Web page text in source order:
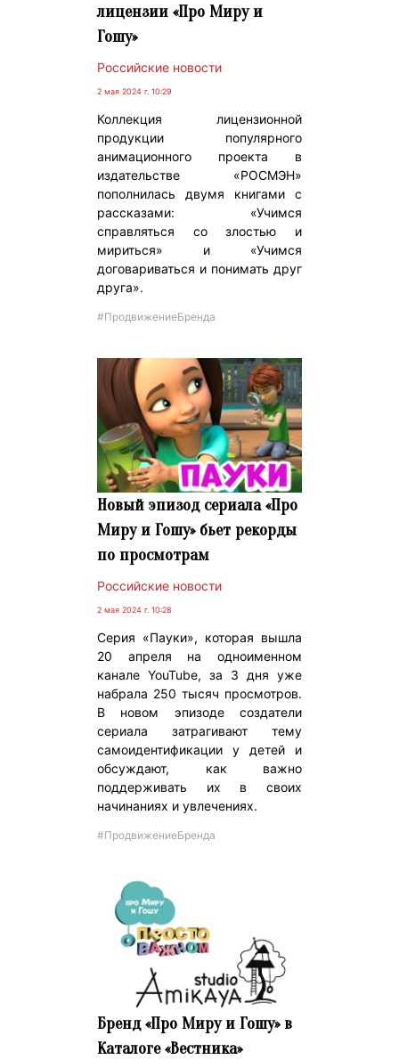
лицензии «Про Миру и
Гошу»
Российские новости
2 мая 2024 г. 10:29
Коллекция лицензионной
продукции популярного
анимационного проекта в
издательстве «РОСМЭН»
пополнилась двумя книгами с
рассказами: «Учимся
справляться со злостью и
мириться» и «Учимся
договариваться и понимать друг
друга».
#ПродвижениеБренда
Новый эпизод сериала «Про
Миру и Гошу» бьет рекорды
по просмотрам
Российские новости
2 мая 2024 г. 10:28
Серия «Пауки», которая вышла
20 апреля на одноименном
канале YouTube, за 3 дня уже
набрала 250 тысяч просмотров.
В новом эпизоде создатели
сериала затрагивают тему
самоидентификации у детей и
обсуждают, как важно
поддерживать их в своих
начинаниях и увлечениях.
#ПродвижениеБренда
Бренд «Про Миру и Гошу» в
Каталоге «Вестника»